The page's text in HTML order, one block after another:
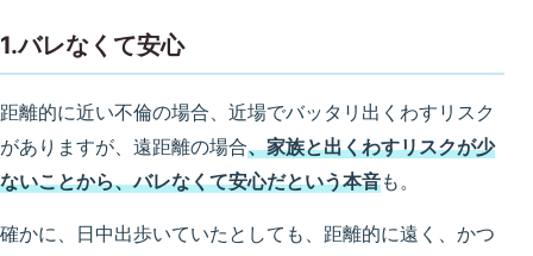
1.バレなくて安心
距離的に近い不倫の場合、近場でバッタリ出くわすリスク
がありますが、遠距離の場合、家族と出くわすリスクが少
ないことから、バレなくて安心だという本音も。
確かに、日中出歩いていたとしても、距離的に遠く、かつ